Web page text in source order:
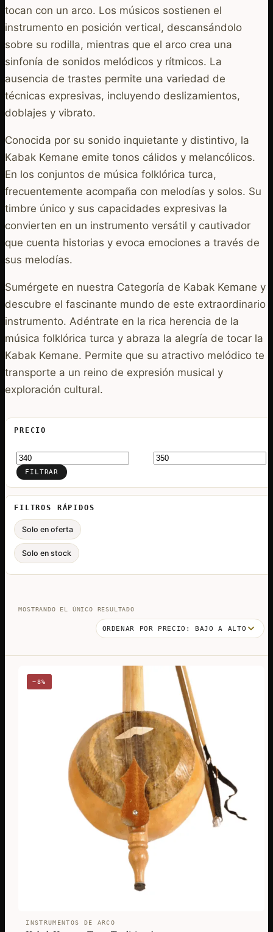
tocan con un arco. Los músicos sostienen el
instrumento en posición vertical, descansándolo
sobre su rodilla, mientras que el arco crea una
sinfonía de sonidos melódicos y rítmicos. La
ausencia de trastes permite una variedad de
técnicas expresivas, incluyendo deslizamientos,
doblajes y vibrato.
Conocida por su sonido inquietante y distintivo, la
Kabak Kemane emite tonos cálidos y melancólicos.
En los conjuntos de música folklórica turca,
frecuentemente acompaña con melodías y solos. Su
timbre único y sus capacidades expresivas la
convierten en un instrumento versátil y cautivador
que cuenta historias y evoca emociones a través de
sus melodías.
Sumérgete en nuestra Categoría de Kabak Kemane y
descubre el fascinante mundo de este extraordinario
instrumento. Adéntrate en la rica herencia de la
música folklórica turca y abraza la alegría de tocar la
Kabak Kemane. Permite que su atractivo melódico te
transporte a un reino de expresión musical y
exploración cultural.
PRECIO
Precio
mínimo
Precio
máximo
FILTRAR
FILTROS RÁPIDOS
Solo en oferta
Solo en stock
MOSTRANDO EL ÚNICO RESULTADO
−8%
INSTRUMENTOS DE ARCO